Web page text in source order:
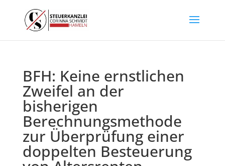
BFH: Keine ernstlichen
Zweifel an der
bisherigen
Berechnungsmethode
zur Überprüfung einer
doppelten Besteuerung